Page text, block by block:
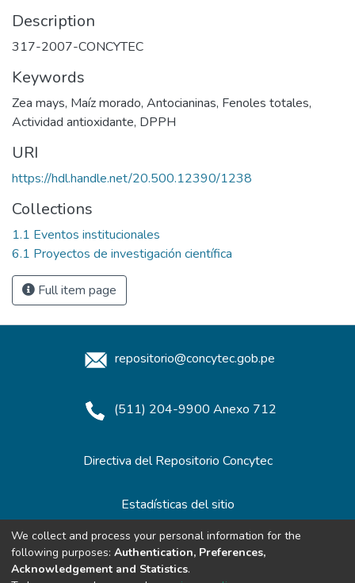
Description
317-2007-CONCYTEC
Keywords
Zea mays, Maíz morado, Antocianinas, Fenoles totales,
Actividad antioxidante, DPPH
URI
https://hdl.handle.net/20.500.12390/1238
Collections
1.1 Eventos institucionales
6.1 Proyectos de investigación científica
Full item page
repositorio@concytec.gob.pe
(511) 204-9900 Anexo 712
Directiva del Repositorio Concytec
Estadísticas del sitio
Redes de Repositorios
We collect and process your personal information for the
following purposes: Authentication, Preferences,
Acknowledgement and Statistics.